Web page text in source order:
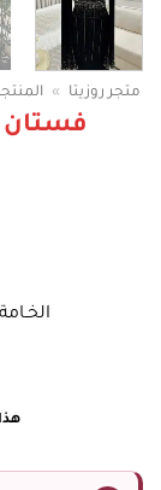
متجر روزيتا »